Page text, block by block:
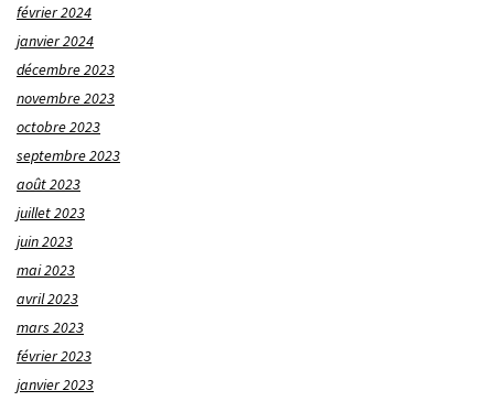
février 2024
janvier 2024
décembre 2023
novembre 2023
octobre 2023
septembre 2023
août 2023
juillet 2023
juin 2023
mai 2023
avril 2023
mars 2023
février 2023
janvier 2023